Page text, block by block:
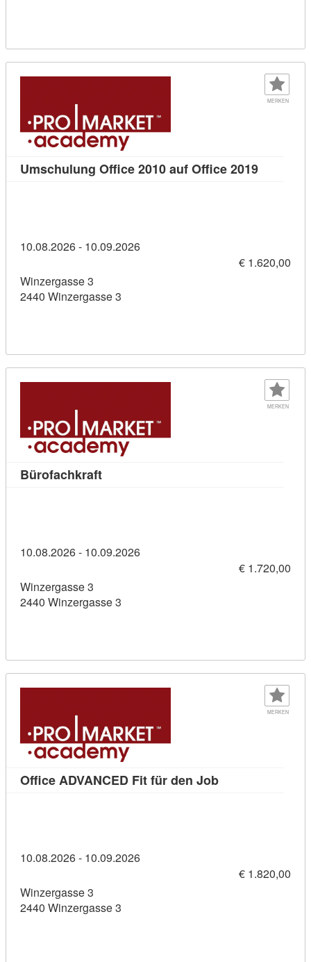
MERKEN
Umschulung Office 2010 auf Office 2019
10.08.2026 - 10.09.2026
€ 1.620,00
Winzergasse 3
2440 Winzergasse 3
MERKEN
BürofachkraftKursdetail: Bürofachkraft (11436286)
10.08.2026 - 10.09.2026
€ 1.720,00
Winzergasse 3
2440 Winzergasse 3
MERKEN
Office ADVANCED Fit für den JobKursdetail:
10.08.2026 - 10.09.2026
€ 1.820,00
Winzergasse 3
2440 Winzergasse 3